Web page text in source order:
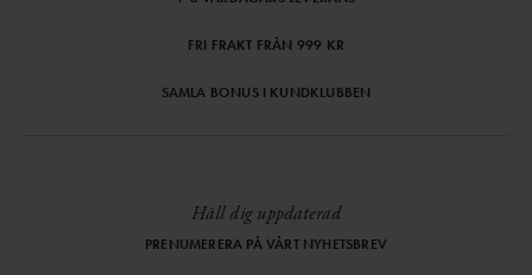
FRI FRAKT FRÅN 999 KR
SAMLA BONUS I KUNDKLUBBEN
Håll dig uppdaterad
PRENUMERERA PÅ VÅRT NYHETSBREV